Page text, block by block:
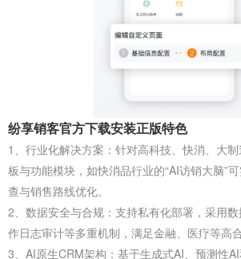
纷享销客官方下载安装正版特色
1、行业化解决方案‌：针对‌高科技‌、‌快消‌、‌大
板与功能模块，如快消品行业的“AI访销大脑”
查与销售路线优化。
2、数据安全与合规‌：支持私有化部署，采用
作日志审计等多重机制，满足金融、医疗等高
3、AI原生CRM架构‌：基于生成式AI、预测性